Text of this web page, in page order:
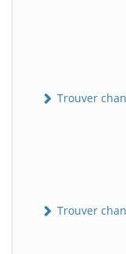
Trouver
Trouver